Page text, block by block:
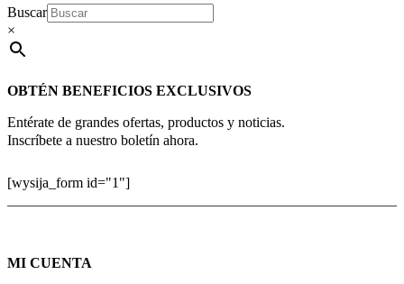
Buscar
×
OBTÉN BENEFICIOS EXCLUSIVOS
Entérate de grandes ofertas, productos y noticias.
Inscríbete a nuestro boletín ahora.
[wysija_form id="1"]
MI CUENTA